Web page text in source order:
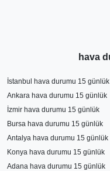
Burdur Hava
Burdur hava durumu,
önemli bir faktördür.
tahminleri, seyahat
gün boyunca
tahminler, sıcaklık,
birçok faktörü içerir.
tahminleri, bu web
hava
İstanbul hava durumu 15 günlük
Ankara hava durumu 15 günlük
İzmir hava durumu 15 günlük
Bursa hava durumu 15 günlük
Antalya hava durumu 15 günlük
Konya hava durumu 15 günlük
Adana hava durumu 15 günlük